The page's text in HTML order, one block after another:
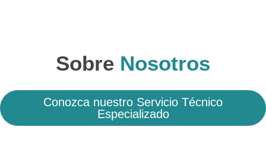
Sobre Nosotros
Conozca nuestro Servicio Técnico
Especializado